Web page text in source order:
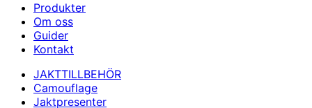
Produkter
Om oss
Guider
Kontakt
JAKTTILLBEHÖR
Camouflage
Jaktpresenter